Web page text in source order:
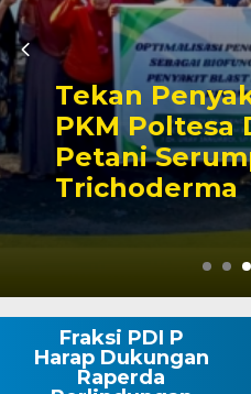
Tekan
PKM Poltesa
Petani
Trichoderma
Fraksi PDI P
Harap Dukungan
Raperda